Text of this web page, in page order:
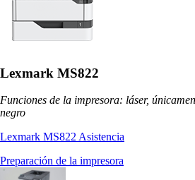
Lexmark MS822
Funciones de la impresora: láser,
negro
Lexmark MS822 Asistencia
Preparación de la impresora